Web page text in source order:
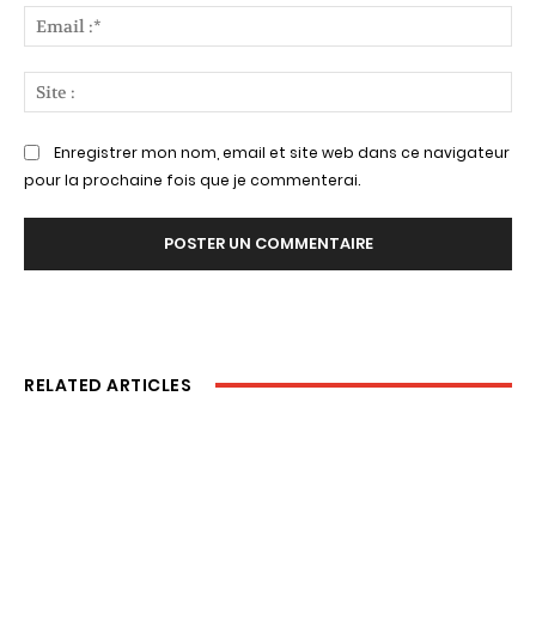
:*
:
Enregistrer mon nom, email et site web dans ce navigateur
pour la prochaine fois que je commenterai.
RELATED ARTICLES